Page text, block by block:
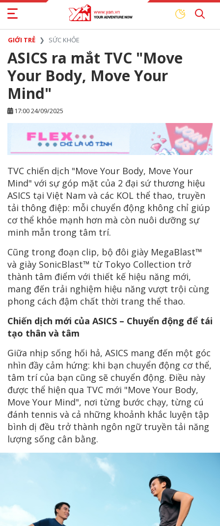
GIỚI TRẺ SỨC KHỎE
ASICS ra mắt TVC "Move
Your Body, Move Your
Mind"
17:00 24/09/2025
TVC chiến dịch "Move Your Body, Move Your
Mind" với sự góp mặt của 2 đại sứ thương hiệu
ASICS tại Việt Nam và các KOL thể thao, truyền
tải thông điệp: mỗi chuyển động không chỉ giúp
cơ thể khỏe mạnh hơn mà còn nuôi dưỡng sự
minh mẫn trong tâm trí.
Cũng trong đoạn clip, bộ đôi giày MegaBlast™
và giày SonicBlast™ từ Tokyo Collection trở
thành tâm điểm với thiết kế hiệu năng mới,
mang đến trải nghiệm hiệu năng vượt trội cùng
phong cách đậm chất thời trang thể thao.
Chiến dịch mới của ASICS – Chuyển động để tái
tạo thân và tâm
Giữa nhịp sống hối hả, ASICS mang đến một góc
nhìn đầy cảm hứng: khi bạn chuyển động cơ thể,
tâm trí của bạn cũng sẽ chuyển động. Điều này
được thể hiện qua TVC mới "Move Your Body,
Move Your Mind", nơi từng bước chạy, từng cú
đánh tennis và cả những khoảnh khắc luyện tập
bình dị đều trở thành ngôn ngữ truyền tải năng
lượng sống cân bằng.